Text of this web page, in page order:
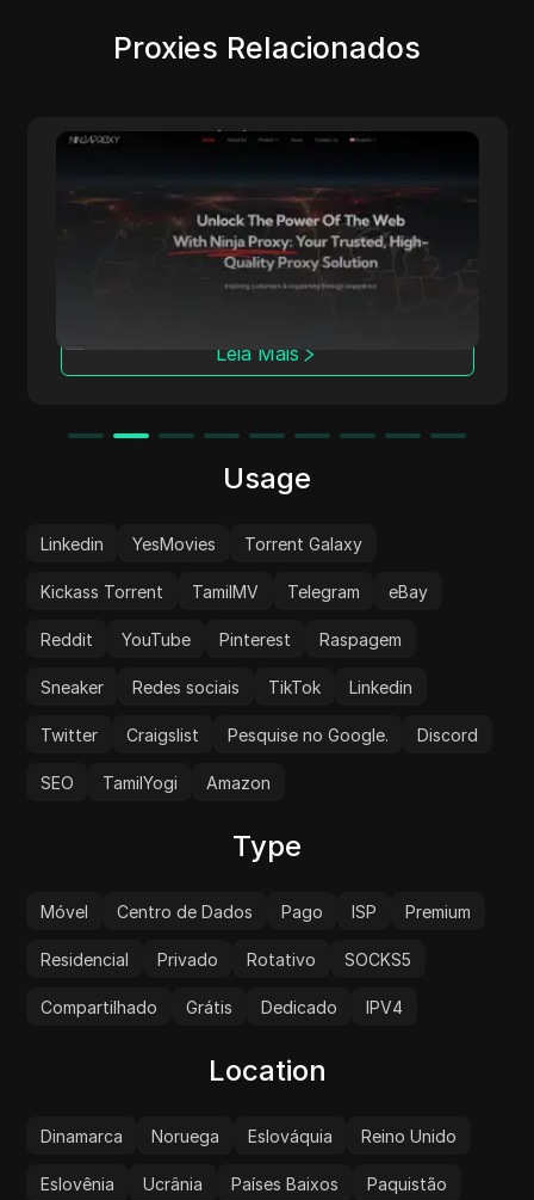
Proxies Relacionados
NinjaProxy
NinjaProxy é um fornecedor popular de
serviços com mais de 10 anos de história
oferecendo proxies de alta qualidade para
acesso anônimo à web. Sua rede global
abrange mais de 50 locais geográficos,
proxies de centro de dados, residenciais e
móveis.
Leia Mais
Usage
Linkedin YesMovies Torrent Galaxy
Kickass Torrent TamilMV Telegram eBay
Reddit YouTube Pinterest Raspagem
Sneaker Redes sociais TikTok Linkedin
Twitter Craigslist Pesquise no Google. Discord
SEO TamilYogi Amazon
Type
Móvel Centro de Dados Pago ISP Premium
Residencial Privado Rotativo SOCKS5
Compartilhado Grátis Dedicado IPV4
Location
Dinamarca Noruega Eslováquia Reino Unido
Eslovênia Ucrânia Países Baixos Paquistão